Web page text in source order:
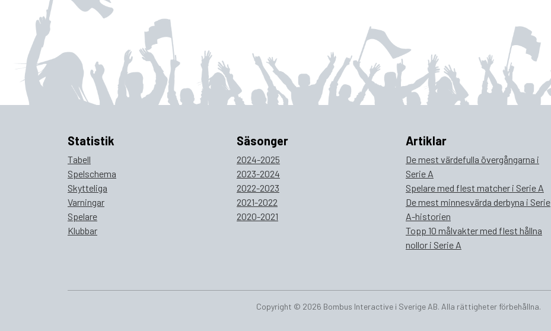
Statistik
Tabell
Spelschema
Skytteliga
Varningar
Spelare
Klubbar
Säsonger
2024-2025
2023-2024
2022-2023
2021-2022
2020-2021
Artiklar
De mest värdefulla övergångarna i
Serie A
Spelare med flest matcher i Serie A
De mest minnesvärda derbyna i Serie
A-historien
Topp 10 målvakter med flest hållna
nollor i Serie A
Copyright © 2026 Bombus Interactive i Sverige AB. Alla rättigheter förbehållna.